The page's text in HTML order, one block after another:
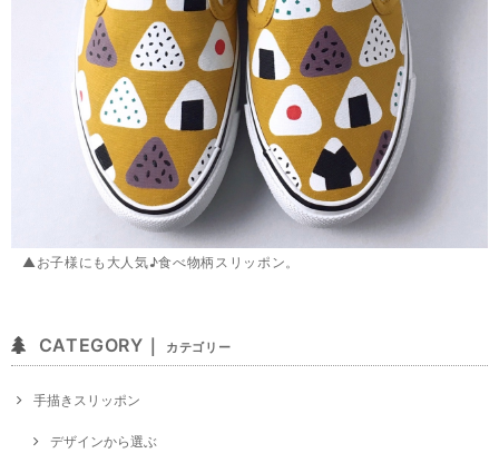
▲お子様にも大人気♪食べ物柄スリッポン。
CATEGORY｜ カテゴリー
手描きスリッポン
デザインから選ぶ